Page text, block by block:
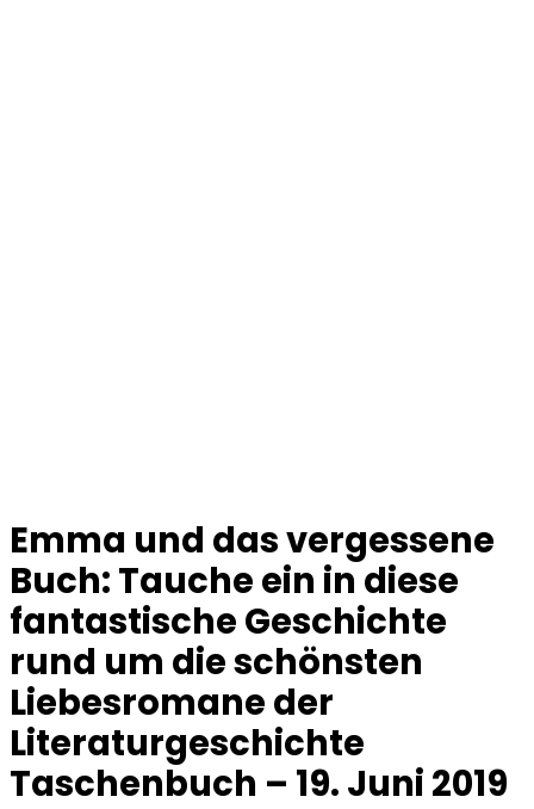
Emma und das vergessene
Buch: Tauche ein in diese
fantastische Geschichte
rund um die schönsten
Liebesromane der
Literaturgeschichte
Taschenbuch – 19. Juni 2019